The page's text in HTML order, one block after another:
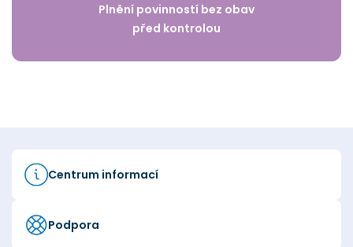
Plnění povinností bez obav
před kontrolou
Centrum informací
Podpora